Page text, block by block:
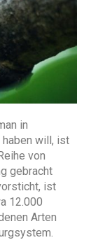
in
will, ist
von
gebracht
ist
12.000
Arten